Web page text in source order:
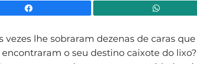
vezes lhe sobraram dezenas de caras
o seu destino caixote do